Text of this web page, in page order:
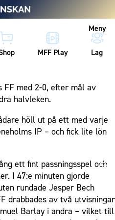
Meny
MFF Play Lag
FF med 2-0, efter mål av
halvleken.
höll ut på ett med varje
IP – och fick lite lön
ett fint passningsspel och
I 47:e minuten gjorde
rundade Jesper Bech
drabbades av två utvisningar
Barlay i andra – vilket till